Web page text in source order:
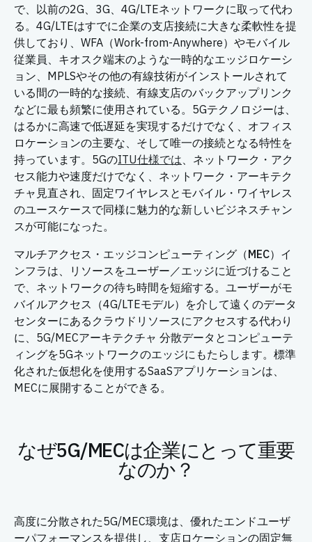
で、以前の2G、3G、4G/LTEネットワークに取って代わ
る。4G/LTEはすでに企業の支店接続に大きな柔軟性を提
供しており、WFA（Work-from-Anywhere）やモバイル
従業員、キオスク端末のような一時的なエッジロケーシ
ョン、MPLSやその他の有線技術がインストールされて
いる間の一時的な接続、有線支店のバックアップリンク
などに最も頻繁に使用されている。5Gテクノロジーは、
はるかに高速で低遅延を実現するだけでなく、オフィス
ロケーションの主要な、そして唯一の接続となる特性を
持っています。5GのITU仕様では、ネットワーク・アク
セス能力や速度だけでなく、ネットワーク・アーキテク
チャ見直され、固定ワイヤレスとモバイル・ワイヤレス
のユースケースで同様に魅力的な新しいビジネスチャン
スが可能になった。
マルチアクセス・エッジコンピューティング（MEC） イ
ンフラは、リソースをユーザー／エッジに近づけること
で、ネットワークの待ち時間を短縮する。ユーザーがモ
バイルアクセス（4G/LTEモデル）を介して遠くのデータ
センターにあるクラウドリソースにアクセスする代わり
に、5G/MECアーキテクチャ 分散データとコンピューテ
ィングを5Gネットワークのエッジにもたらします。標準
化された仮想化を使用するSaaSアプリケーションは、
MECに展開することができる。
なぜ5G/MECは企業にとって重要
なのか？
高度に分散された5G/MEC環境は、優れたエンドユーザ
ーパフォーマンスを提供し、支店ロケーションの固定無